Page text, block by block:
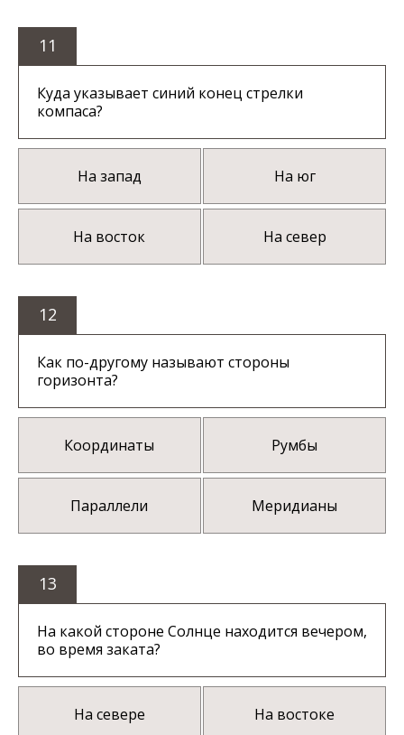
11
Куда указывает синий конец стрелки
компаса?
На запад На юг
На восток На север
12
Как по-другому называют стороны
горизонта?
Координаты Румбы
Параллели Меридианы
13
На какой стороне Солнце находится вечером,
во время заката?
На севере На востоке